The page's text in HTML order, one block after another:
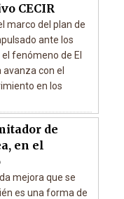
CECIR
marco del plan de
ante los
fenómeno de El
avanza con el
en los
de
en el
mejora que se
es una forma de